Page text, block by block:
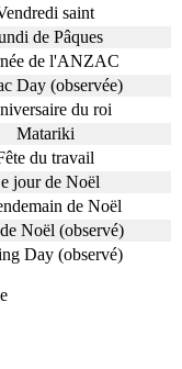
saint
de Pâques
de l'ANZAC
Day (observée)
du roi
Matariki
du travail
jour de Noël
de Noël
Noël (observé)
Day (observé)